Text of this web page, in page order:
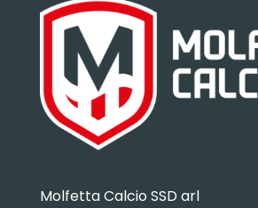
Molfetta Calcio SSD arl